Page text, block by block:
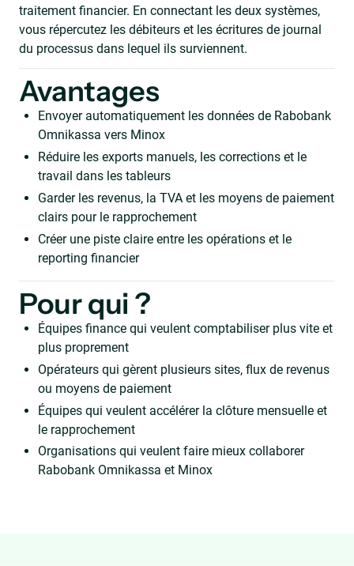
traitement financier. En connectant les deux systèmes,
vous répercutez les débiteurs et les écritures de journal
du processus dans lequel ils surviennent.
Avantages
Envoyer automatiquement les données de Rabobank
Omnikassa vers Minox
Réduire les exports manuels, les corrections et le
travail dans les tableurs
Garder les revenus, la TVA et les moyens de paiement
clairs pour le rapprochement
Créer une piste claire entre les opérations et le
reporting financier
Pour qui ?
Équipes finance qui veulent comptabiliser plus vite et
plus proprement
Opérateurs qui gèrent plusieurs sites, flux de revenus
ou moyens de paiement
Équipes qui veulent accélérer la clôture mensuelle et
le rapprochement
Organisations qui veulent faire mieux collaborer
Rabobank Omnikassa et Minox